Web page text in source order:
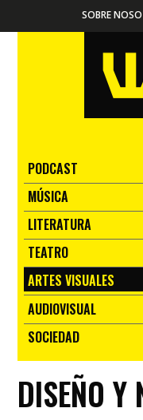
SOBRE
PODCAST
MÚSICA
LITERATURA
TEATRO
ARTES VISUALES
AUDIOVISUAL
SOCIEDAD
DISEÑO Y